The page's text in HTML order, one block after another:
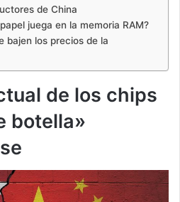
de China
juega en la memoria RAM?
bajen los precios de la
de los chips
botella»